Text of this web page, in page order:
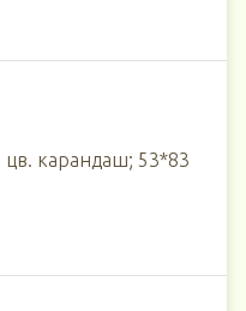
цв. карандаш; 53*83